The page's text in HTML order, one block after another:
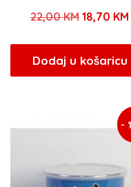
22,00KM Izvorna
bila
je:
18,70 KM
Dodaj u košaricu
-